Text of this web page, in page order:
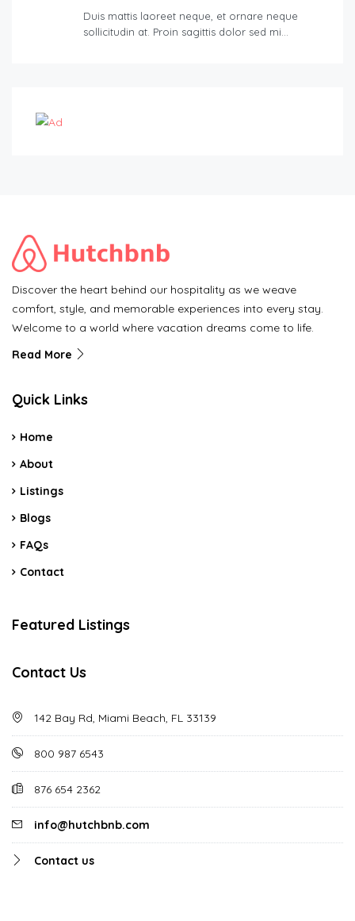
Duis mattis laoreet neque, et ornare neque
sollicitudin at. Proin sagittis dolor sed mi…
Discover the heart behind our hospitality as we weave
comfort, style, and memorable experiences into every stay.
Welcome to a world where vacation dreams come to life.
Read More
Quick Links
Home
About
Listings
Blogs
FAQs
Contact
Featured Listings
Contact Us
142 Bay Rd, Miami Beach, FL 33139
800 987 6543
876 654 2362
info@hutchbnb.com
Contact us